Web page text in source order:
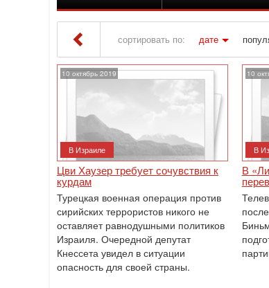
сортировать по: дате
Iton TV» Материалы за 10.10.2019
10 октябрь 2019
В Израиле
Цви Хаузер требует сочувствия к
курдам
Турецкая военная операция против
сирийских террористов никого не
оставляет равнодушными политиков
Израиля. Очередной депутат
Кнессета увидел в ситуации
опасность для своей страны.
10
В
В